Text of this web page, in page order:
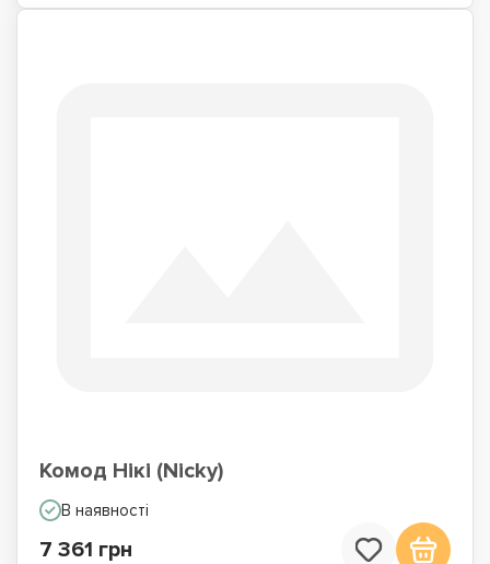
Комод Нікі (Nicky)
В наявності
7 361 грн